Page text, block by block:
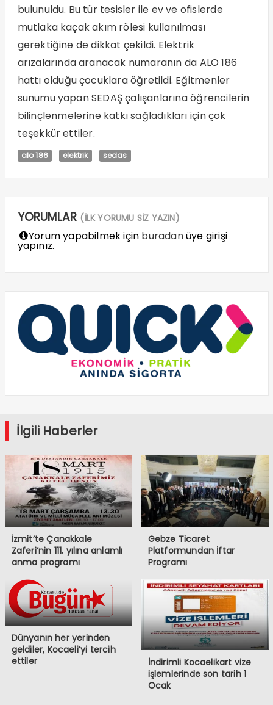
bulunuldu. Bu tür tesisler ile ev ve ofislerde
mutlaka kaçak akım rölesi kullanılması
gerektiğine de dikkat çekildi. Elektrik
arızalarında aranacak numaranın da ALO 186
hattı olduğu çocuklara öğretildi. Eğitmenler
sunumu yapan SEDAŞ çalışanlarına öğrencilerin
bilinçlenmelerine katkı sağladıkları için çok
teşekkür ettiler.
alo 186 elektrik sedas
YORUMLAR (İLK YORUMU SİZ YAZIN)
Yorum yapabilmek için buradanüye girişi
yapınız.
İlgili Haberler
İzmit’te Çanakkale
Zaferi’nin 111. yılına anlamlı
anma programı
Gebze Ticaret
Platformundan İftar
Programı
Dünyanın her yerinden
geldiler, Kocaeli’yi tercih
ettiler
İndirimli Kocaelikart vize
işlemlerinde son tarih 1
Ocak